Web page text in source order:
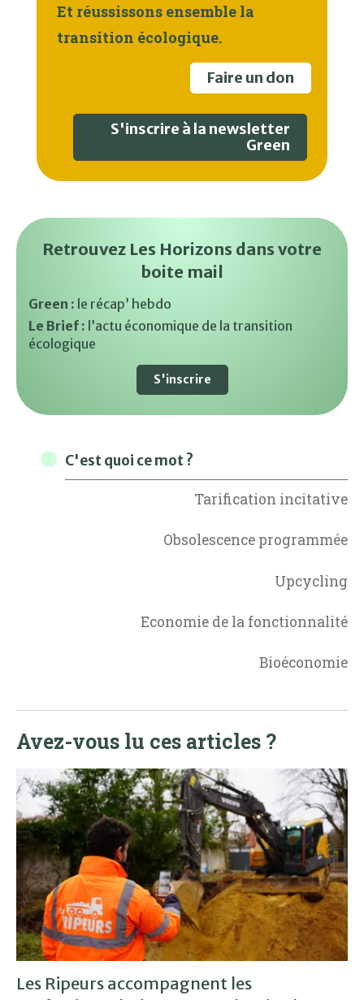
Et réussissons ensemble la
transition écologique.
Faire un don
S'inscrire à la newsletter
Green
Retrouvez Les Horizons dans votre
boite mail
Green : le récap’ hebdo
Le Brief : l’actu économique de la transition
écologique
S'inscrire
C'est quoi ce mot ?
Tarification incitative
Obsolescence programmée
Upcycling
Economie de la fonctionnalité
Bioéconomie
Avez-vous lu ces articles ?
Les Ripeurs accompagnent les